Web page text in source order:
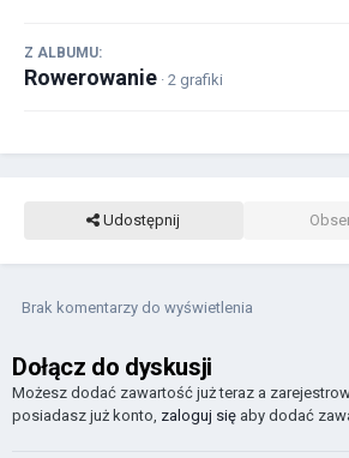
Z ALBUMU:
Rowerowanie · 2 grafiki
Udostępnij
Brak komentarzy do wyświetlenia
Dołącz do dyskusji
Możesz dodać zawartość już teraz a
posiadasz już konto, zaloguj się aby dodać